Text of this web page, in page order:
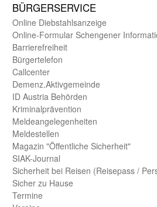
BÜRGER­SERVICE
Online Diebstahls­anzeige
Online-Formular Schengener
Barriere­freiheit
Bürger­telefon
Call­center
Demenz.Aktiv­gemeinde
ID Austria Behörden
Kriminal­prävention
Melde­an­ge­le­gen­heiten
Meld­estellen
Magazin "Öffentliche Sicherheit"
SIAK-Journal
Sicherheit bei Reisen (Reise­pass /
Sicher zu Hause
Termine